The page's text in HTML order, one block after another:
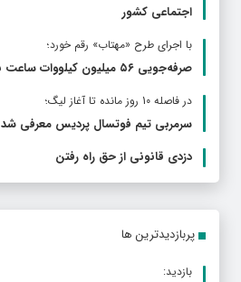
اجتماعی کشور
با اجرای طرح «مهتاب» رقم خورد؛
صرفه‌جویی ۵۶ میلیون کیلووات‌ ساعت برق در استان
در فاصله 10 روز مانده تا آغاز لیگ؛
سرمربی تیم فوتسال پردیس معرفی شد
دزدی قانونی از حق راه رفتن
پربازدیدترین ها
بازدید: